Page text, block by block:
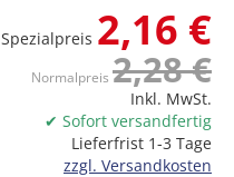
Spezialpreis 2,16 €
Normalpreis 2,28 €
Inkl. MwSt.
✔ Sofort versandfertig
Lieferfrist 1-3 Tage
zzgl. Versandkosten